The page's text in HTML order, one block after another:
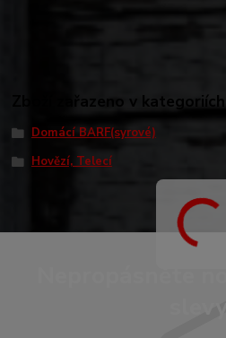
Zboží zařazeno v kategoriích
Domácí BARF(syrové)
Hovězí, Telecí